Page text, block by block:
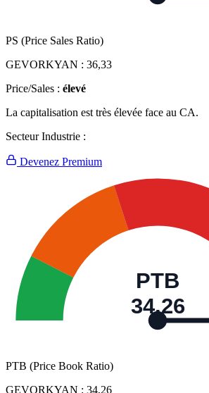
PS (Price Sales Ratio)
GEVORKYAN : 36,33
Price/Sales : élevé
La capitalisation est très élevée face au CA.
Secteur Industrie :
Devenez Premium
PTB
34,26
PTB (Price Book Ratio)
GEVORKYAN : 34,26